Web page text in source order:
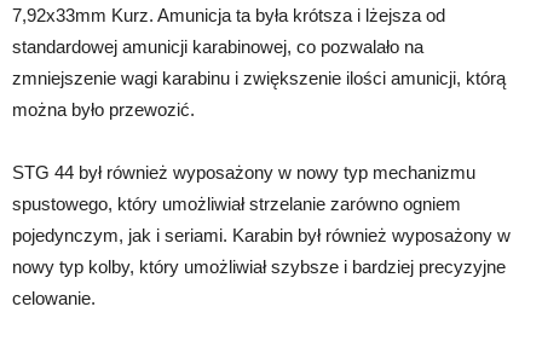
7,92x33mm Kurz. Amunicja ta była krótsza i lżejsza od
standardowej amunicji karabinowej, co pozwalało na
zmniejszenie wagi karabinu i zwiększenie ilości amunicji, którą
można było przewozić.
STG 44 był również wyposażony w nowy typ mechanizmu
spustowego, który umożliwiał strzelanie zarówno ogniem
pojedynczym, jak i seriami. Karabin był również wyposażony w
nowy typ kolby, który umożliwiał szybsze i bardziej precyzyjne
celowanie.